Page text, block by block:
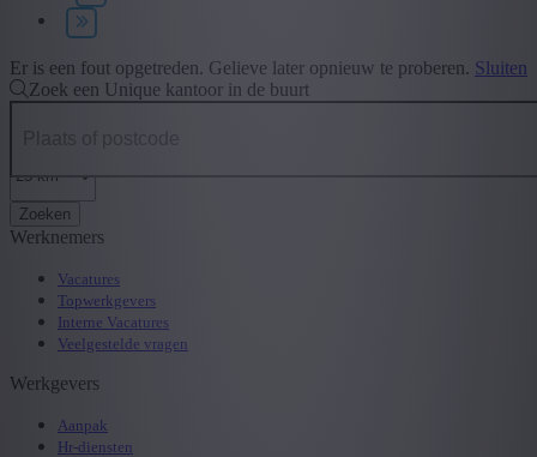
Type contract
+ Toon meer - Toon minder
Er is een fout opgetreden. Gelieve later opnieuw te proberen. Sluiten
Zoek een Unique kantoor in de buurt
Zoeken
Werknemers
Vacatures
Topwerkgevers
Interne Vacatures
Veelgestelde vragen
Werkgevers
Aanpak
Hr-diensten